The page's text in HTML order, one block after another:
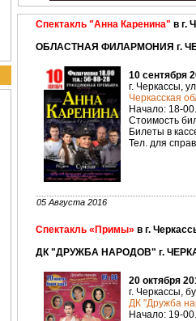
Спектакль "Анна Каренина" в г.
ОБЛАСТНАЯ ФИЛАРМОНИЯ г.
10 сентября
г. Черкассы,
Черкасская
Начало: 18-00.
Стоимость
Билеты в
Тел. для
05 Августа 2016
Спектакль «Примы» в г.
ДК "ДРУЖБА НАРОДОВ" г.
20 октября
г. Черкассы,
ДК "Дружба
Начало: 19-00.